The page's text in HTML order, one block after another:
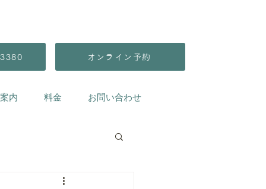
オンライン予約
内 料金 お問い合わせ